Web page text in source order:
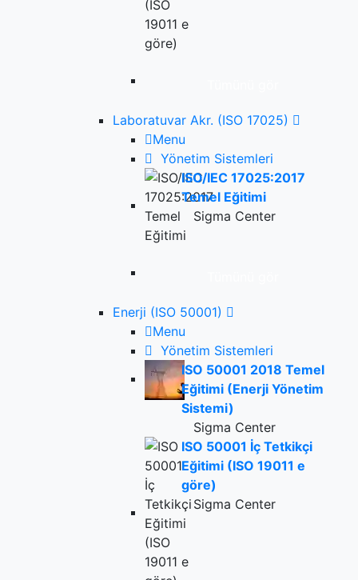
Laboratuvar Akr. (ISO 17025)
Menu
Yönetim Sistemleri
ISO/IEC 17025:2017
Temel Eğitimi
Sigma Center
Enerji (ISO 50001)
Menu
Yönetim Sistemleri
ISO 50001 2018 Temel
Eğitimi (Enerji Yönetim
Sistemi)
Sigma Center
ISO 50001 İç Tetkikçi
Eğitimi (ISO 19011 e
göre)
Sigma Center